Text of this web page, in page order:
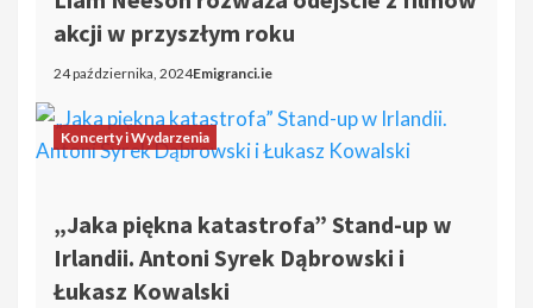
akcji w przyszłym roku
24 października, 2024Emigranci.ie
Koncerty i Wydarzenia
„Jaka piękna katastrofa” Stand-up w
Irlandii. Antoni Syrek Dąbrowski i
Łukasz Kowalski